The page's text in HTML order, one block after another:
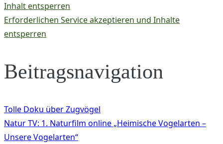
Inhalt entsperren
Erforderlichen Service akzeptieren und Inhalte
entsperren
Beitragsnavigation
Tolle Doku über Zugvögel
Natur TV: 1. Naturfilm online „Heimische Vogelarten –
Unsere Vogelarten“